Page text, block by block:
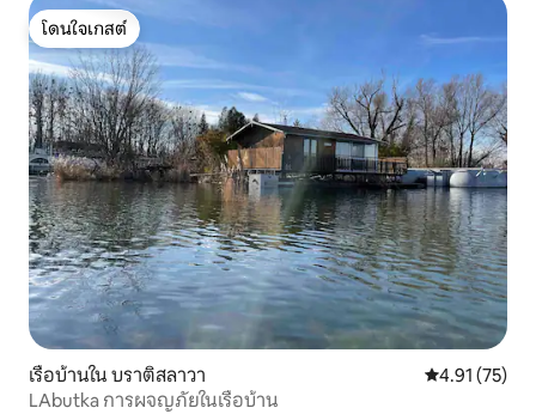
โดนใจเกสต์
โดนใจเกสต์
เรือบ้านใน บราติสลาวา คะแนนเฉลี่ย
4.91 (75)
LAbutka การผจญภัยในเรือบ้าน